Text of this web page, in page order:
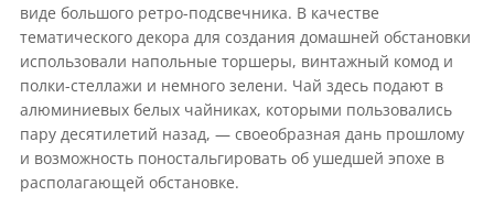
виде большого ретро-подсвечника. В качестве
тематического декора для создания домашней обстановки
использовали напольные торшеры, винтажный комод и
полки-стеллажи и немного зелени. Чай здесь подают в
алюминиевых белых чайниках, которыми пользовались
пару десятилетий назад, — своеобразная дань прошлому
и возможность поностальгировать об ушедшей эпохе в
располагающей обстановке.